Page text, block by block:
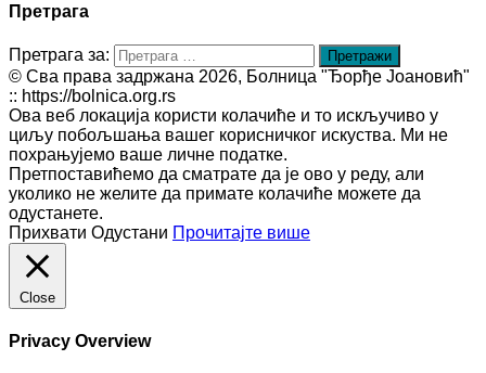
Претрага
Претрага за:
© Сва права задржана 2026, Болница "Ђорђе Јоановић"
:: https://bolnica.org.rs
Ова веб локација користи колачиће и то искључиво у
циљу побољшања вашег корисничког искуства. Ми не
похрањујемо ваше личне податке.
Претпоставићемо да сматрате да је ово у реду, али
уколико не желите да примате колачиће можете да
одустанете.
Прихвати Одустани Прочитајте више
Close
Privacy Overview